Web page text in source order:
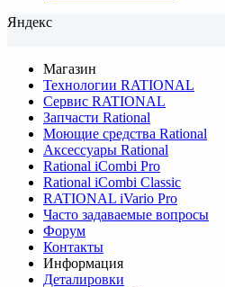
Яндекс
Магазин
Технологии RATIONAL
Сервис RATIONAL
Запчасти Rational
Моющие средства Rational
Аксессуары Rational
Rational iCombi Pro
Rational iCombi Classic
RATIONAL iVario Pro
Часто задаваемые вопросы
Форум
Контакты
Информация
Деталировки